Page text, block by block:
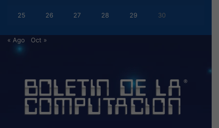
25 26 27 28 29 30
« Ago Oct »